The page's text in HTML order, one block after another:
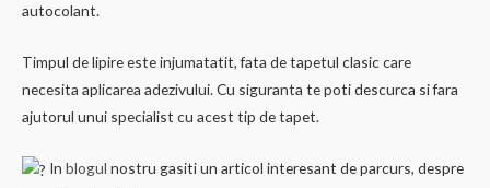
autocolant.
Timpul de lipire este injumatatit, fata de tapetul clasic care
necesita aplicarea adezivului. Cu siguranta te poti descurca si fara
ajutorul unui specialist cu acest tip de tapet.
In blogul nostru gasiti un articol interesant de parcurs, despre